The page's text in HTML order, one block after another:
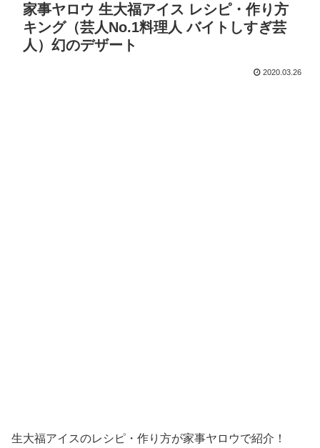
家事ヤロウ 生大福アイス レシピ・作り方
キング（芸人No.1料理人 バイトしすぎ芸
人）幻のデザート
2020.03.26
生大福アイスのレシピ・作り方が家事ヤロウで紹介！